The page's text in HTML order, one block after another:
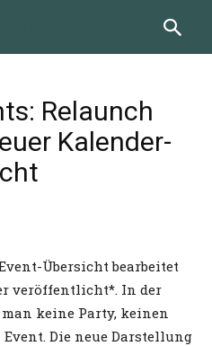
Relaunch
Kalender-
Übersicht bearbeitet
veröffentlicht*. In der
keine Party, keinen
Die neue Darstellung